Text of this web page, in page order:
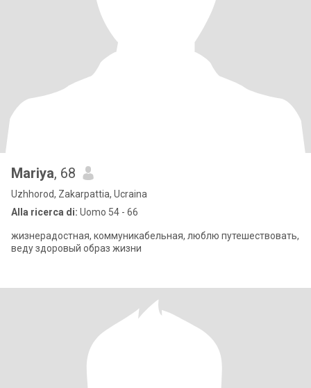
Mariya, 68
Uzhhorod, Zakarpattia, Ucraina
Alla ricerca di: Uomo 54 - 66
жизнерадостная, коммуникабельная, люблю путешествовать,
веду здоровый образ жизни